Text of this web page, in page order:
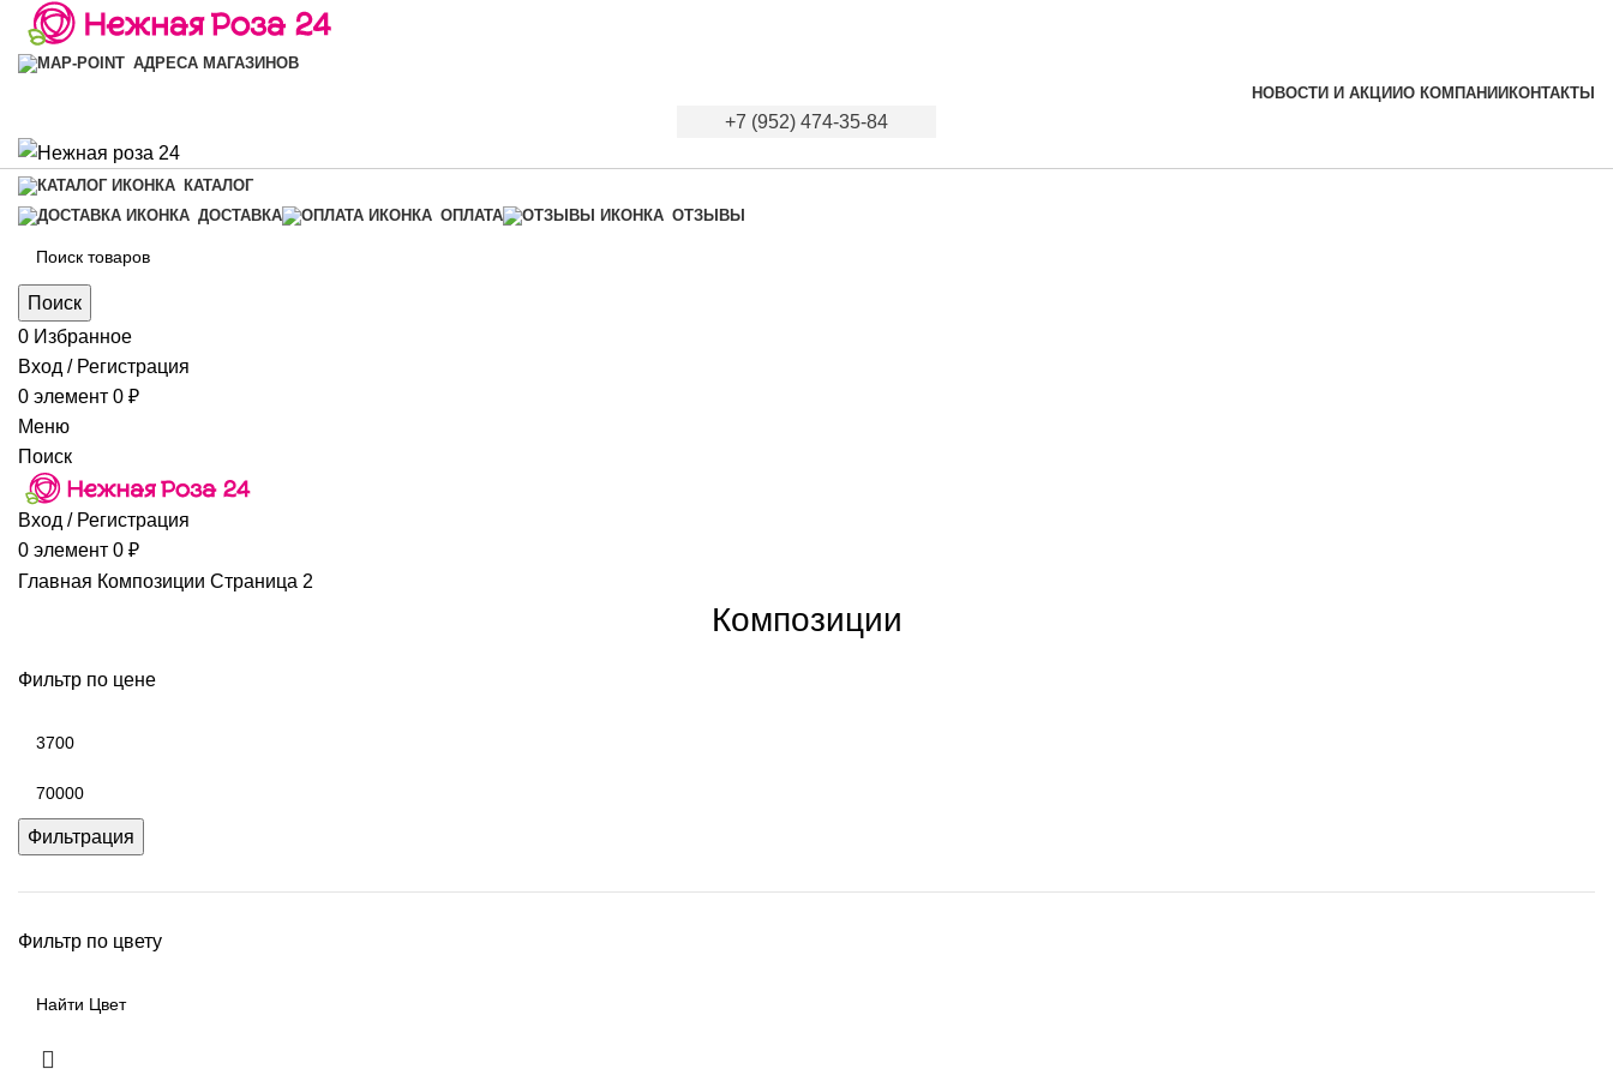
АДРЕСА МАГАЗИНОВ
НОВОСТИ И АКЦИИО КОМПАНИИКОНТАКТЫ
+7 (952) 474-35-84
КАТАЛОГ
ДОСТАВКА
ОПЛАТА ОТЗЫВЫ
Поиск
0 Избранное
Вход / Регистрация
0 элемент 0 ₽
Меню
Поиск
Вход / Регистрация
0 элемент 0 ₽
Главная Композиции Страница 2
Композиции
Фильтр по цене
Фильтрация
Фильтр по цвету